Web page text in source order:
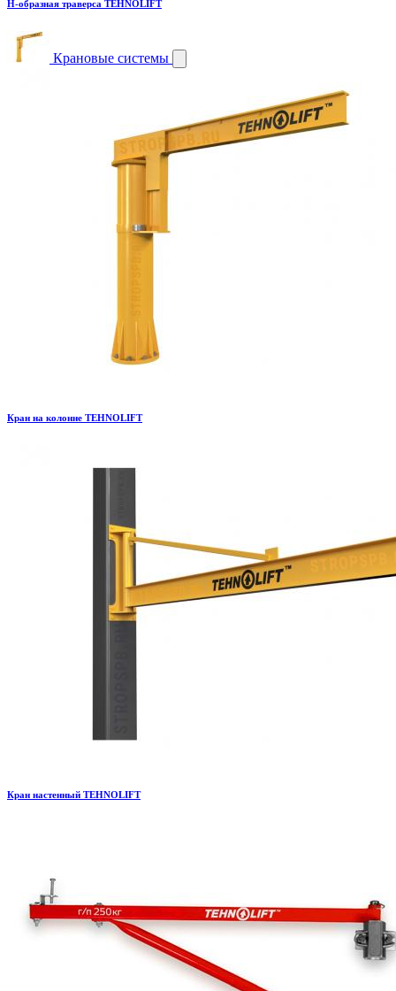
H-образная траверса TEHNOLIFT
Крановые системы
Кран на колонне TEHNOLIFT
Кран настенный TEHNOLIFT